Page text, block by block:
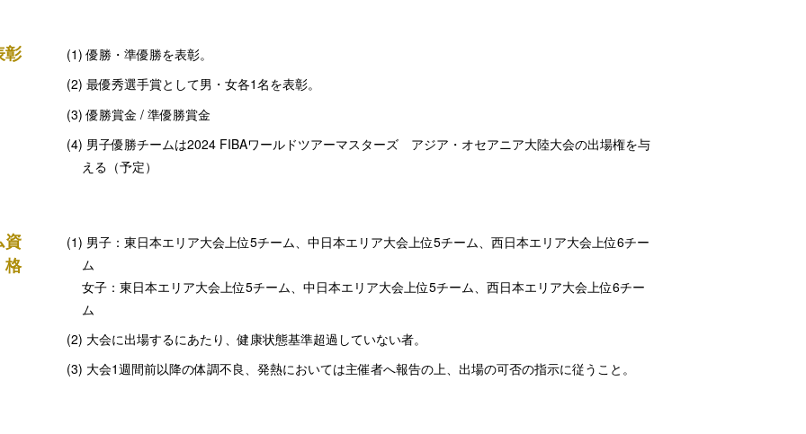
彰
優勝・準優勝を表彰。
最優秀選手賞として男・女各1名を表彰。
優勝賞金 / 準優勝賞金
男子優勝チームは2024 FIBAワールドツアーマスターズ アジア・オセアニア大陸大会の出場権を与
える（予定）
資
格
男子：東日本エリア大会上位5チーム、中日本エリア大会上位5チーム、西日本エリア大会上位6チー
ム
女子：東日本エリア大会上位5チーム、中日本エリア大会上位5チーム、西日本エリア大会上位6チー
ム
大会に出場するにあたり、健康状態基準超過していない者。
大会1週間前以降の体調不良、発熱においては主催者へ報告の上、出場の可否の指示に従うこと。